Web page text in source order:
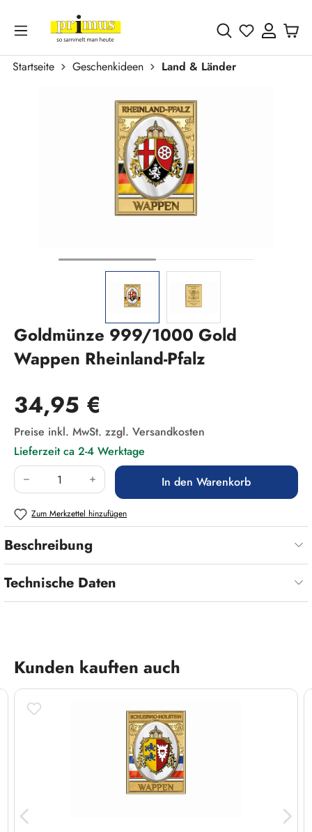
Zum Hauptinhalt springen
Du hast 0
Startseite Geschenkideen
Land & Länder
Goldmünze 999/1000 Gold
Wappen Rheinland-Pfalz
Regulärer Preis:
34,95 €
Preise inkl. MwSt. zzgl. Versandkosten
Lieferzeit ca 2-4 Werktage
Produkt Anzahl: Gib den gewünschten Wert
In den Warenkorb
Zum Merkzettel hinzufügen
Beschreibung
Technische Daten
Produktgalerie überspringen
Kunden kauften auch